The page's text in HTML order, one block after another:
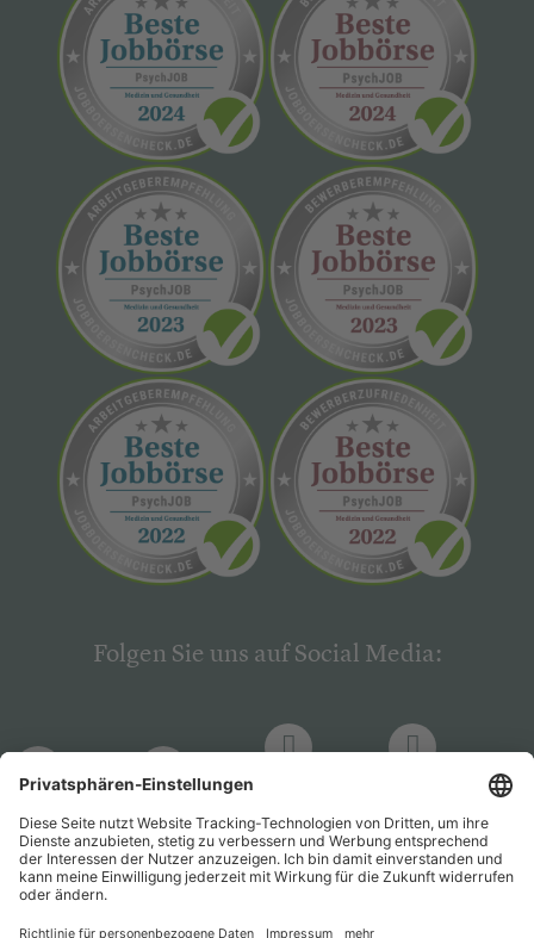
Folgen Sie uns auf Social Media:
PsychJOB PsychJOB
Hogrefe
Verlag
Hogrefe
Verlag